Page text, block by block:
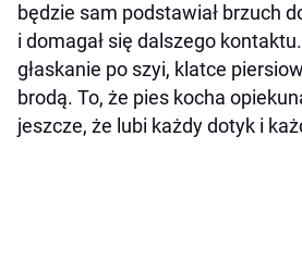
będzie sam podstawiał brzuch
i domagał się dalszego
głaskanie po szyi, klatce
brodą. To, że pies kocha
jeszcze, że lubi każdy dotyk i